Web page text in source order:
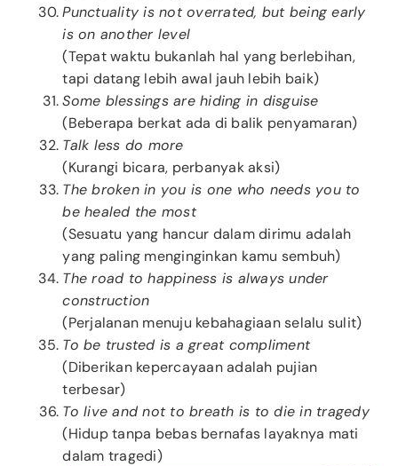
Punctuality is not overrated, but being early
is on another level
(Tepat waktu bukanlah hal yang berlebihan,
tapi datang lebih awal jauh lebih baik)
Some blessings are hiding in disguise
(Beberapa berkat ada di balik penyamaran)
Talk less do more
(Kurangi bicara, perbanyak aksi)
The broken in you is one who needs you to
be healed the most
(Sesuatu yang hancur dalam dirimu adalah
yang paling menginginkan kamu sembuh)
The road to happiness is always under
construction
(Perjalanan menuju kebahagiaan selalu sulit)
To be trusted is a great compliment
(Diberikan kepercayaan adalah pujian
terbesar)
To live and not to breath is to die in tragedy
(Hidup tanpa bebas bernafas layaknya mati
dalam tragedi)